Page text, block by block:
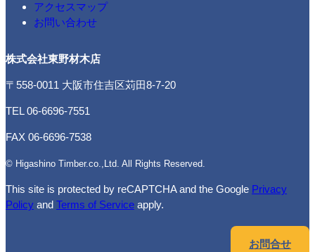
アクセスマップ
お問い合わせ
株式会社東野材木店
〒558-0011 大阪市住吉区苅田8-7-20
TEL 06-6696-7551
FAX 06-6696-7538
© Higashino Timber.co.,Ltd. All Rights Reserved.
This site is protected by reCAPTCHA and the Google Privacy
Policy and Terms of Service apply.
お問合せ